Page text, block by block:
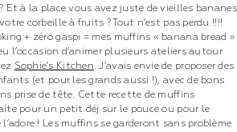
Et à la place vous avez juste de vieilles bananes
corbeille à fruits ? Tout n’est pas perdu !!!!
+ zéro gaspi = mes muffins « banana bread »
l’occasion d’animer plusieurs ateliers autour
Sophie’s Kitchen. J’avais envie de proposer des
(et pour les grands aussi !), avec de bons
prise de tête. Cette recette de muffins
pour un petit déj sur le pouce ou pour le
! Les muffins se garderont sans problème